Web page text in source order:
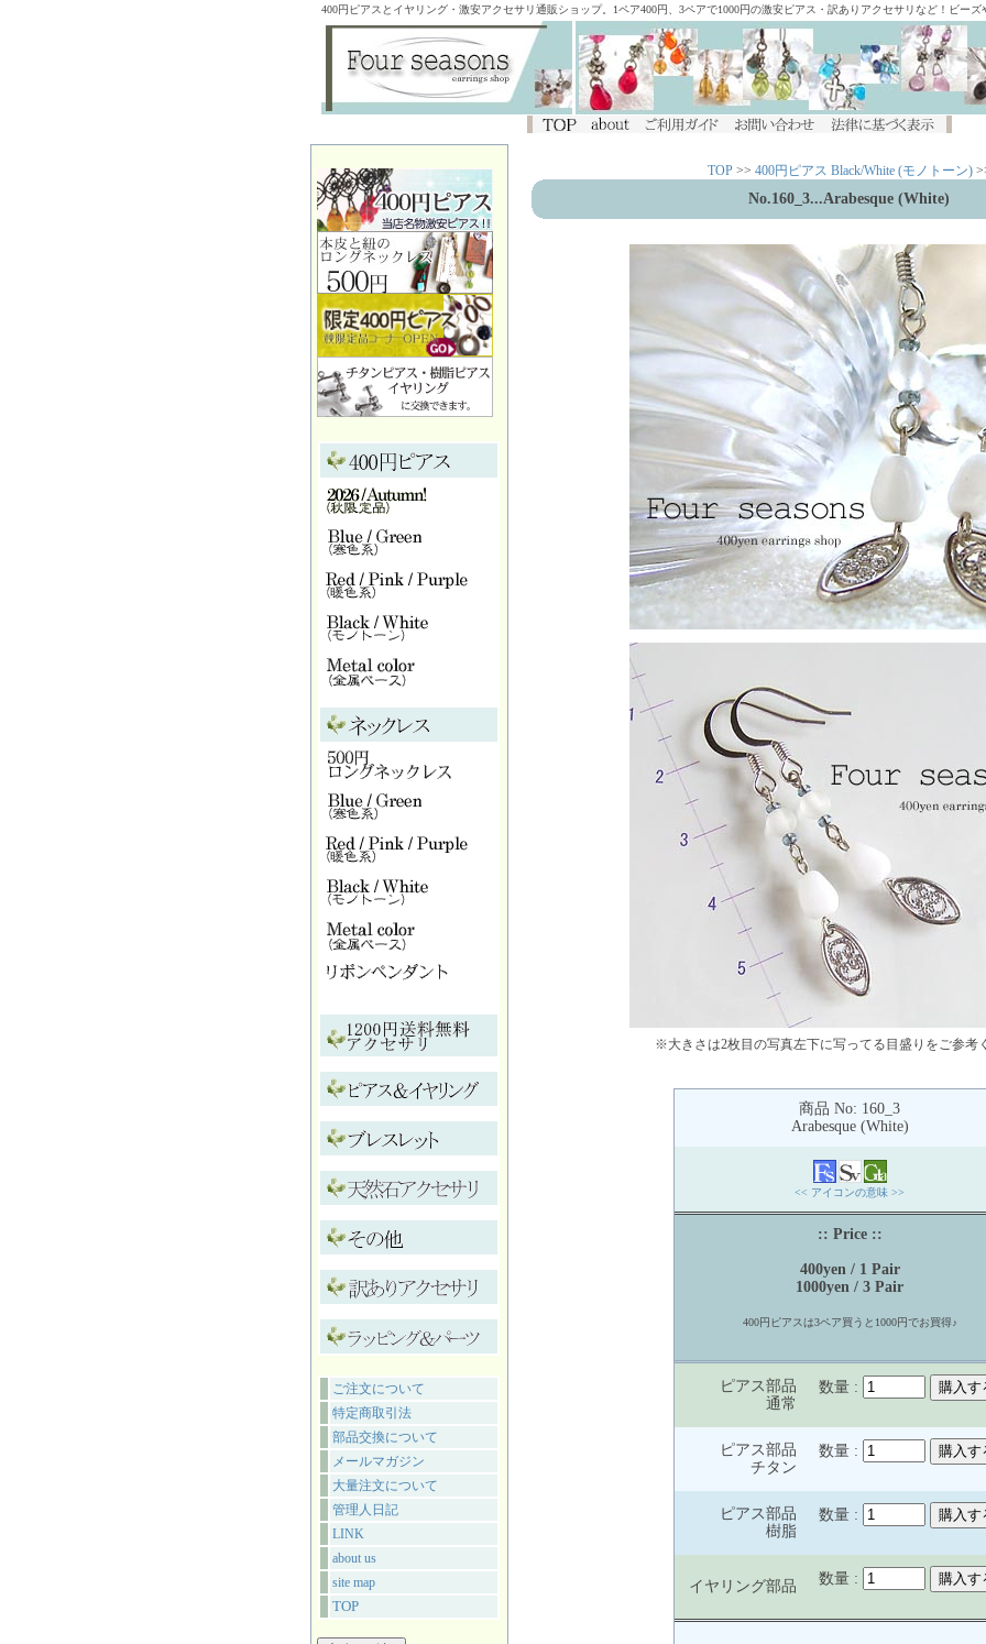
400円ピアスとイヤリング・激安アクセサリ通販ショップ。1ペア400円、3ペアで1000円の激安ピアス・訳ありアクセサリなど！ビー
ご注文について
特定商取引法
部品交換について
メールマガジン
大量注文について
管理人日記
LINK
about us
site map
TOP
TOP >> 400円ピアス Black/White (モノトーン)
No.160_3...Arabesque (White)
※大きさは2枚目の写真左下に写ってる目盛りをご参考
商品 No: 160_3
Arabesque (White)
<< アイコンの意味 >>
:: Price ::
400yen / 1 Pair
1000yen / 3 Pair
400円ピアスは3ペア買うと1000円でお買得♪
ピアス部品
通常
数量 :
ピアス部品
チタン
数量 :
ピアス部品
樹脂
数量 :
イヤリング部品 数量 :